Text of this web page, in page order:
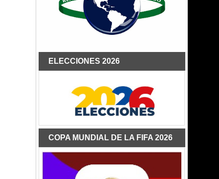
ELECCIONES 2026
COPA MUNDIAL DE LA FIFA 2026